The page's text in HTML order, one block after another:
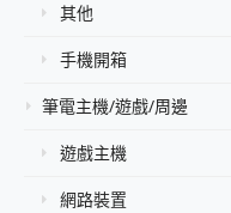
其他
手機開箱
筆電主機/遊戲/周邊
遊戲主機
網路裝置